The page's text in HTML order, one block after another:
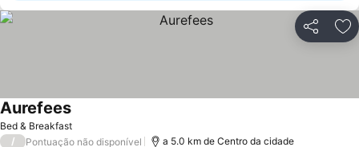
Partilhar
Bed & Breakfast
AurefeesVer preços
/ Pontuação não disponível a 5.0 km de Centro da cidade